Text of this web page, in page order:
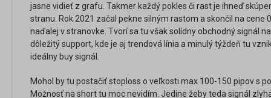
jasne vidieť z grafu. Takmer každý pokles či rast je ihneď
stranu. Rok 2021 začal pekne silným rastom a skončil na cene
naďalej v stranovke. Tvorí sa tu však solídny obchodný signál
dôležitý support, kde je aj trendová línia a minulý týždeň tu
ideálny buy signál.
Mohol by tu postačiť stoploss o veľkosti max 100-150 pipov s
Možnosť na short tu moc nevidím. Jedine žeby teda signál